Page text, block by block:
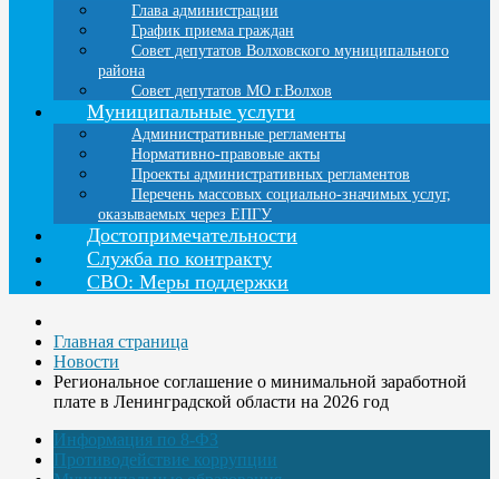
Глава администрации
График приема граждан
Совет депутатов Волховского муниципального
района
Совет депутатов МО г.Волхов
Муниципальные услуги
Административные регламенты
Нормативно-правовые акты
Проекты административных регламентов
Перечень массовых социально-значимых услуг,
оказываемых через ЕПГУ
Достопримечательности
Служба по контракту
СВО: Меры поддержки
Главная страница
Новости
Региональное соглашение о минимальной заработной
плате в Ленинградской области на 2026 год
Информация по 8-ФЗ
Противодействие коррупции